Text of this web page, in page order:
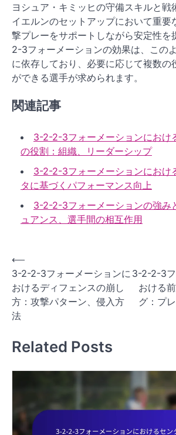
ヨシュア・キミッヒの守備スキルと戦
イエルンのセットアップにおいて重要
撃プレーをサポートしながら安定性
2-3フォーメーションの効果は、この
に依存しており、必要に応じて複数の
ができる選手が求められます。
関連記事
3-2-2-3フォーメーションにおけ
の役割：組織、リーダーシップ
3-2-2-3フォーメーションにおけ
タに基づくパフォーマンス向上
3-2-2-3フォーメーションの強み
ュアンス、選手間の相互作用
P
o
s
t
a
v
⟵
3-2-2-3フォーメーションに
おけるディフェンスの崩し
方：攻撃パターン、侵入方
法
3-2-2-3
おける
グ：プ
Related Posts